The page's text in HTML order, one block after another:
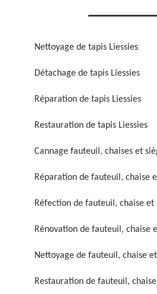
chaise et siège 59
Rénovation de fauteuil,
Nettoyage de tapis Liessies
Détachage de tapis Liessies
Réparation de tapis Liessies
Restauration de tapis Liessies
Cannage fauteuil, chaises et
Réparation de fauteuil, chaise
Réfection de fauteuil, chaise et
Rénovation de fauteuil, chaise
Nettoyage de fauteuil, chaise
Restauration de fauteuil,